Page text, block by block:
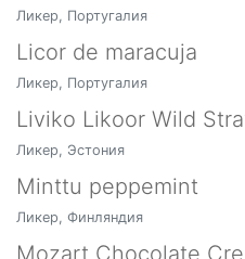
Ликер, Португалия
Licor de maracuja
Ликер, Португалия
Liviko Likoor Wild
Ликер, Эстония
Minttu peppemint
Ликер, Финляндия
Mozart Chocolate